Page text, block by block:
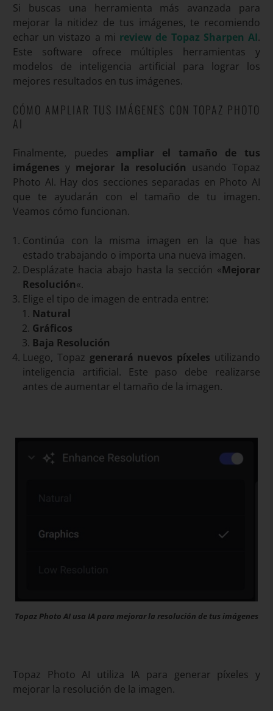
Si buscas una herramienta más avanzada para
mejorar la nitidez de tus imágenes, te recomiendo
echar un vistazo a mi review de Topaz Sharpen AI.
Este software ofrece múltiples herramientas y
modelos de inteligencia artificial para lograr los
mejores resultados en tus imágenes.
CÓMO AMPLIAR TUS IMÁGENES CON TOPAZ PHOTO
AI
Finalmente, puedes ampliar el tamaño de tus
imágenes y mejorar la resolución usando Topaz
Photo AI. Hay dos secciones separadas en Photo AI
que te ayudarán con el tamaño de tu imagen.
Veamos cómo funcionan.
Continúa con la misma imagen en la que has
estado trabajando o importa una nueva imagen.
Desplázate hacia abajo hasta la sección «Mejorar
Resolución«.
Elige el tipo de imagen de entrada entre:
Natural
Gráficos
Baja Resolución
Luego, Topaz generará nuevos píxeles utilizando
inteligencia artificial. Este paso debe realizarse
antes de aumentar el tamaño de la imagen.
Topaz Photo AI usa IA para mejorar la resolución de tus imágenes
Topaz Photo AI utiliza IA para generar píxeles y
mejorar la resolución de la imagen.